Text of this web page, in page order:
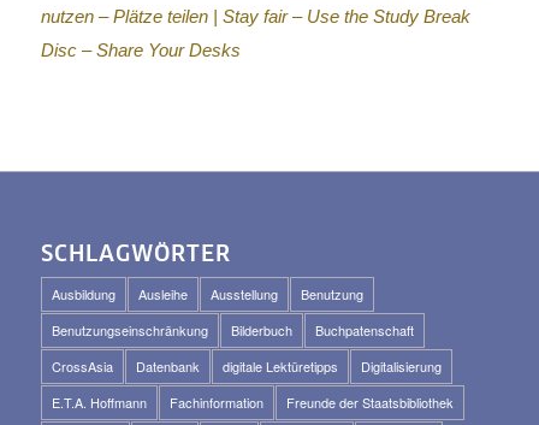
nutzen – Plätze teilen | Stay fair – Use the Study Break
Disc – Share Your Desks
SCHLAGWÖRTER
Ausbildung Ausleihe Ausstellung
Benutzung
Benutzungseinschränkung
Bilderbuch
Buchpatenschaft
CrossAsia
Datenbank digitale Lektüretipps
Digitalisierung
E.T.A. Hoffmann
Fachinformation
Freunde der Staatsbibliothek